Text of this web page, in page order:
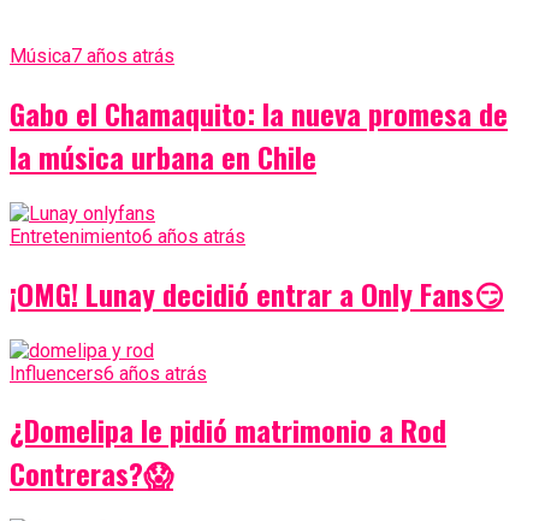
Música7 años atrás
Gabo el Chamaquito: la nueva promesa de
la música urbana en Chile
Entretenimiento6 años atrás
¡OMG! Lunay decidió entrar a Only Fans😏
Influencers6 años atrás
¿Domelipa le pidió matrimonio a Rod
Contreras?😱